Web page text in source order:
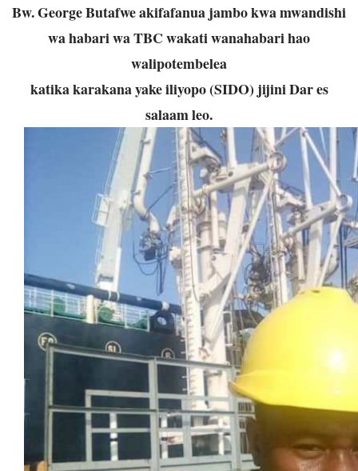
Bw. George Butafwe akifafanua jambo kwa mwandishi
wa habari wa TBC wakati wanahabari hao
walipotembelea
katika karakana yake iliyopo (SIDO) jijini Dar es
salaam leo.